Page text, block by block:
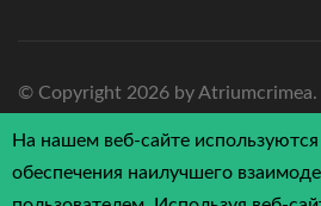
© Copyright 2026 by Atriumcrimea.
На нашем веб-сайте
обеспечения наилучшего